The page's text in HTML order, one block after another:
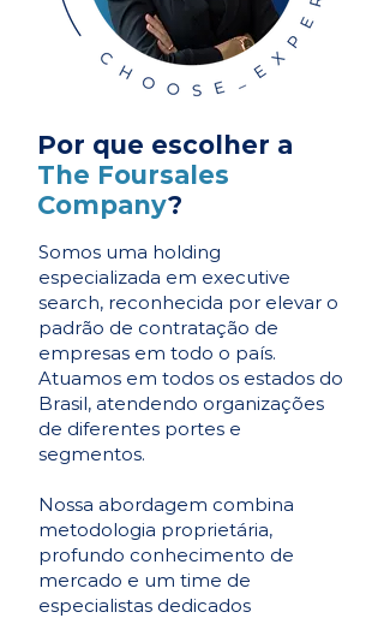
Por que escolher a
The Foursales
Company?
Somos uma holding
especializada em executive
search, reconhecida por elevar o
padrão de contratação de
empresas em todo o país.
Atuamos em todos os estados do
Brasil, atendendo organizações
de diferentes portes e
segmentos.
Nossa abordagem combina
metodologia proprietária,
profundo conhecimento de
mercado e um time de
especialistas dedicados